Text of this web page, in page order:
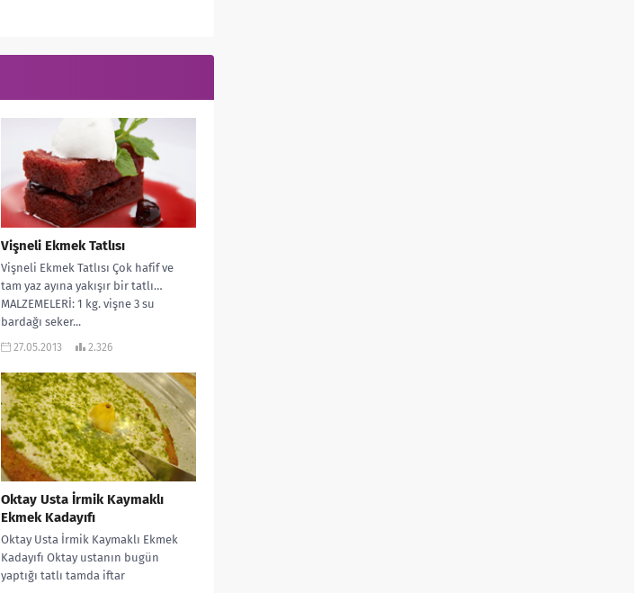
Vişneli Ekmek Tatlısı
Vişneli Ekmek Tatlısı Çok hafif ve
tam yaz ayına yakışır bir tatlı…
MALZEMELERİ: 1 kg. vişne 3 su
bardağı seker...
27.05.2013 2.326
Oktay Usta İrmik Kaymaklı
Ekmek Kadayıfı
Oktay Usta İrmik Kaymaklı Ekmek
Kadayıfı Oktay ustanın bugün
yaptığı tatlı tamda iftar